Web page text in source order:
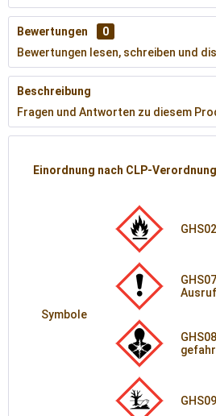
Bewertungen
0
Bewertungen lesen, schreiben und
Beschreibung
Fragen und Antworten zu diesem
Einordnung nach CLP-Verordnung
Symbole
gefahr